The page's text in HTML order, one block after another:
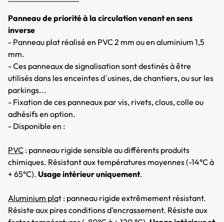
Panneau de priorité à la circulation venant en sens
inverse
- Panneau plat réalisé en PVC 2 mm ou en aluminium 1,5
mm.
- Ces panneaux de signalisation sont destinés à être
utilisés dans les enceintes d´usines, de chantiers, ou sur les
parkings...
- Fixation de ces panneaux par vis, rivets, clous, colle ou
adhésifs en option.
- Disponible en :
PVC : panneau rigide sensible au différents produits
chimiques. Résistant aux températures moyennes (-14°C à
+ 65°C). Usage intérieur uniquement.
Aluminium plat : panneau rigide extrêmement résistant.
Résiste aux pires conditions d'encrassement. Résiste aux